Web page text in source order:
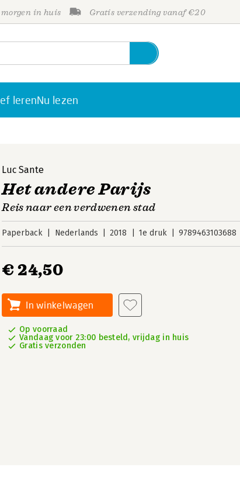
in huis Gratis verzending vanaf €20
lerenNu lezen
Luc Sante
Het andere Parijs
Reis naar een verdwenen stad
Paperback Nederlands 2018 1e druk 9789463103688
€ 24,50
In winkelwagen
Op voorraad
Vandaag voor 23:00 besteld, vrijdag in huis
Gratis verzonden
Personen